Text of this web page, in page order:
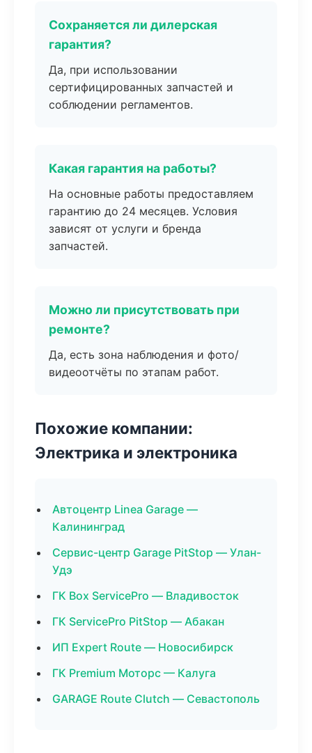
Сохраняется ли дилерская
гарантия?
Да, при использовании
сертифицированных запчастей и
соблюдении регламентов.
Какая гарантия на работы?
На основные работы предоставляем
гарантию до 24 месяцев. Условия
зависят от услуги и бренда
запчастей.
Можно ли присутствовать при
ремонте?
Да, есть зона наблюдения и фото/
видеоотчёты по этапам работ.
Похожие компании:
Электрика и электроника
Автоцентр Linea Garage —
Калининград
Сервис-центр Garage PitStop — Улан-
Удэ
ГК Box ServicePro — Владивосток
ГК ServicePro PitStop — Абакан
ИП Expert Route — Новосибирск
ГК Premium Моторс — Калуга
GARAGE Route Clutch — Севастополь